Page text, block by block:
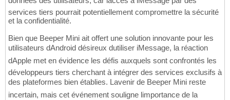
services tiers pourrait potentiellement compromettre la sécurité
et la confidentialité.
Bien que Beeper Mini ait offert une solution innovante pour les
utilisateurs dAndroid désireux dutiliser iMessage, la réaction
dApple met en évidence les défis auxquels sont confrontés les
développeurs tiers cherchant à intégrer des services exclusifs à
des plateformes bien établies. Lavenir de Beeper Mini reste
incertain, mais cet événement souligne limportance de la